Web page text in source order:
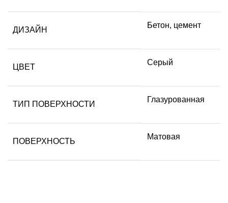
ДИЗАЙН
Бетон, цемент
ЦВЕТ
Серый
ТИП ПОВЕРХНОСТИ
Глазурованная
ПОВЕРХНОСТЬ
Матовая